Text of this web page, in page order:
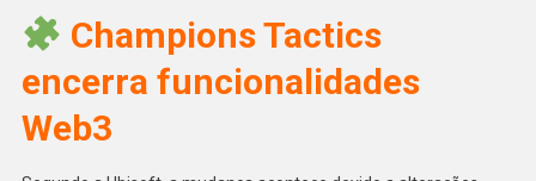
Champions Tactics
encerra funcionalidades
Web3